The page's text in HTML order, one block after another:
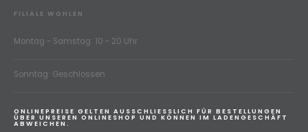
FILIALE WOHLEN
Montag - Samstag: 10 - 20 Uhr
Sonntag: Geschlossen
ONLINEPREISE GELTEN AUSSCHLIESSLICH FÜR BESTELLUNGEN
ÜBER UNSEREN ONLINESHOP UND KÖNNEN IM LADENGESCHÄFT
ABWEICHEN.